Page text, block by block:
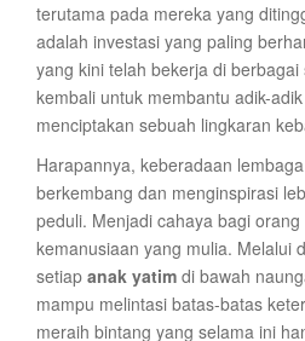
terutama pada mereka yang
adalah investasi yang paling
yang kini telah bekerja di
kembali untuk membantu adik-
menciptakan sebuah lingkaran
Harapannya, keberadaan
berkembang dan menginspirasi
peduli. Menjadi cahaya bagi
kemanusiaan yang mulia. Melalui
setiap anak yatim di bawah
mampu melintasi batas-batas
meraih bintang yang selama ini